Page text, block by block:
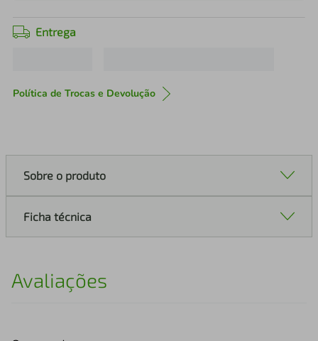
Entrega
Política de Trocas e Devolução
Sobre o produto
Ficha técnica
Avaliações